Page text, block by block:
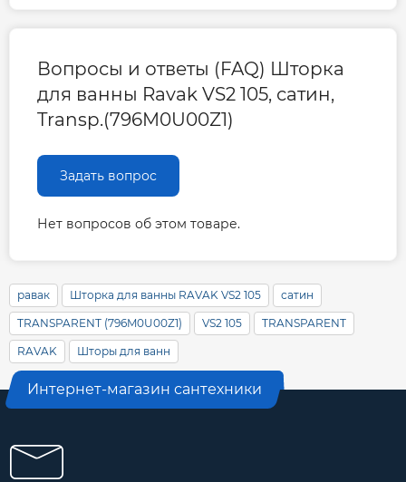
Вопросы и ответы (FAQ) Шторка
для ванны Ravak VS2 105, сатин,
Transp.(796M0U00Z1)
Задать вопрос
Нет вопросов об этом товаре.
равак Шторка для ванны RAVAK VS2 105 сатин
TRANSPARENT (796M0U00Z1) VS2 105 TRANSPARENT
RAVAK Шторы для ванн
Интернет-магазин сантехники